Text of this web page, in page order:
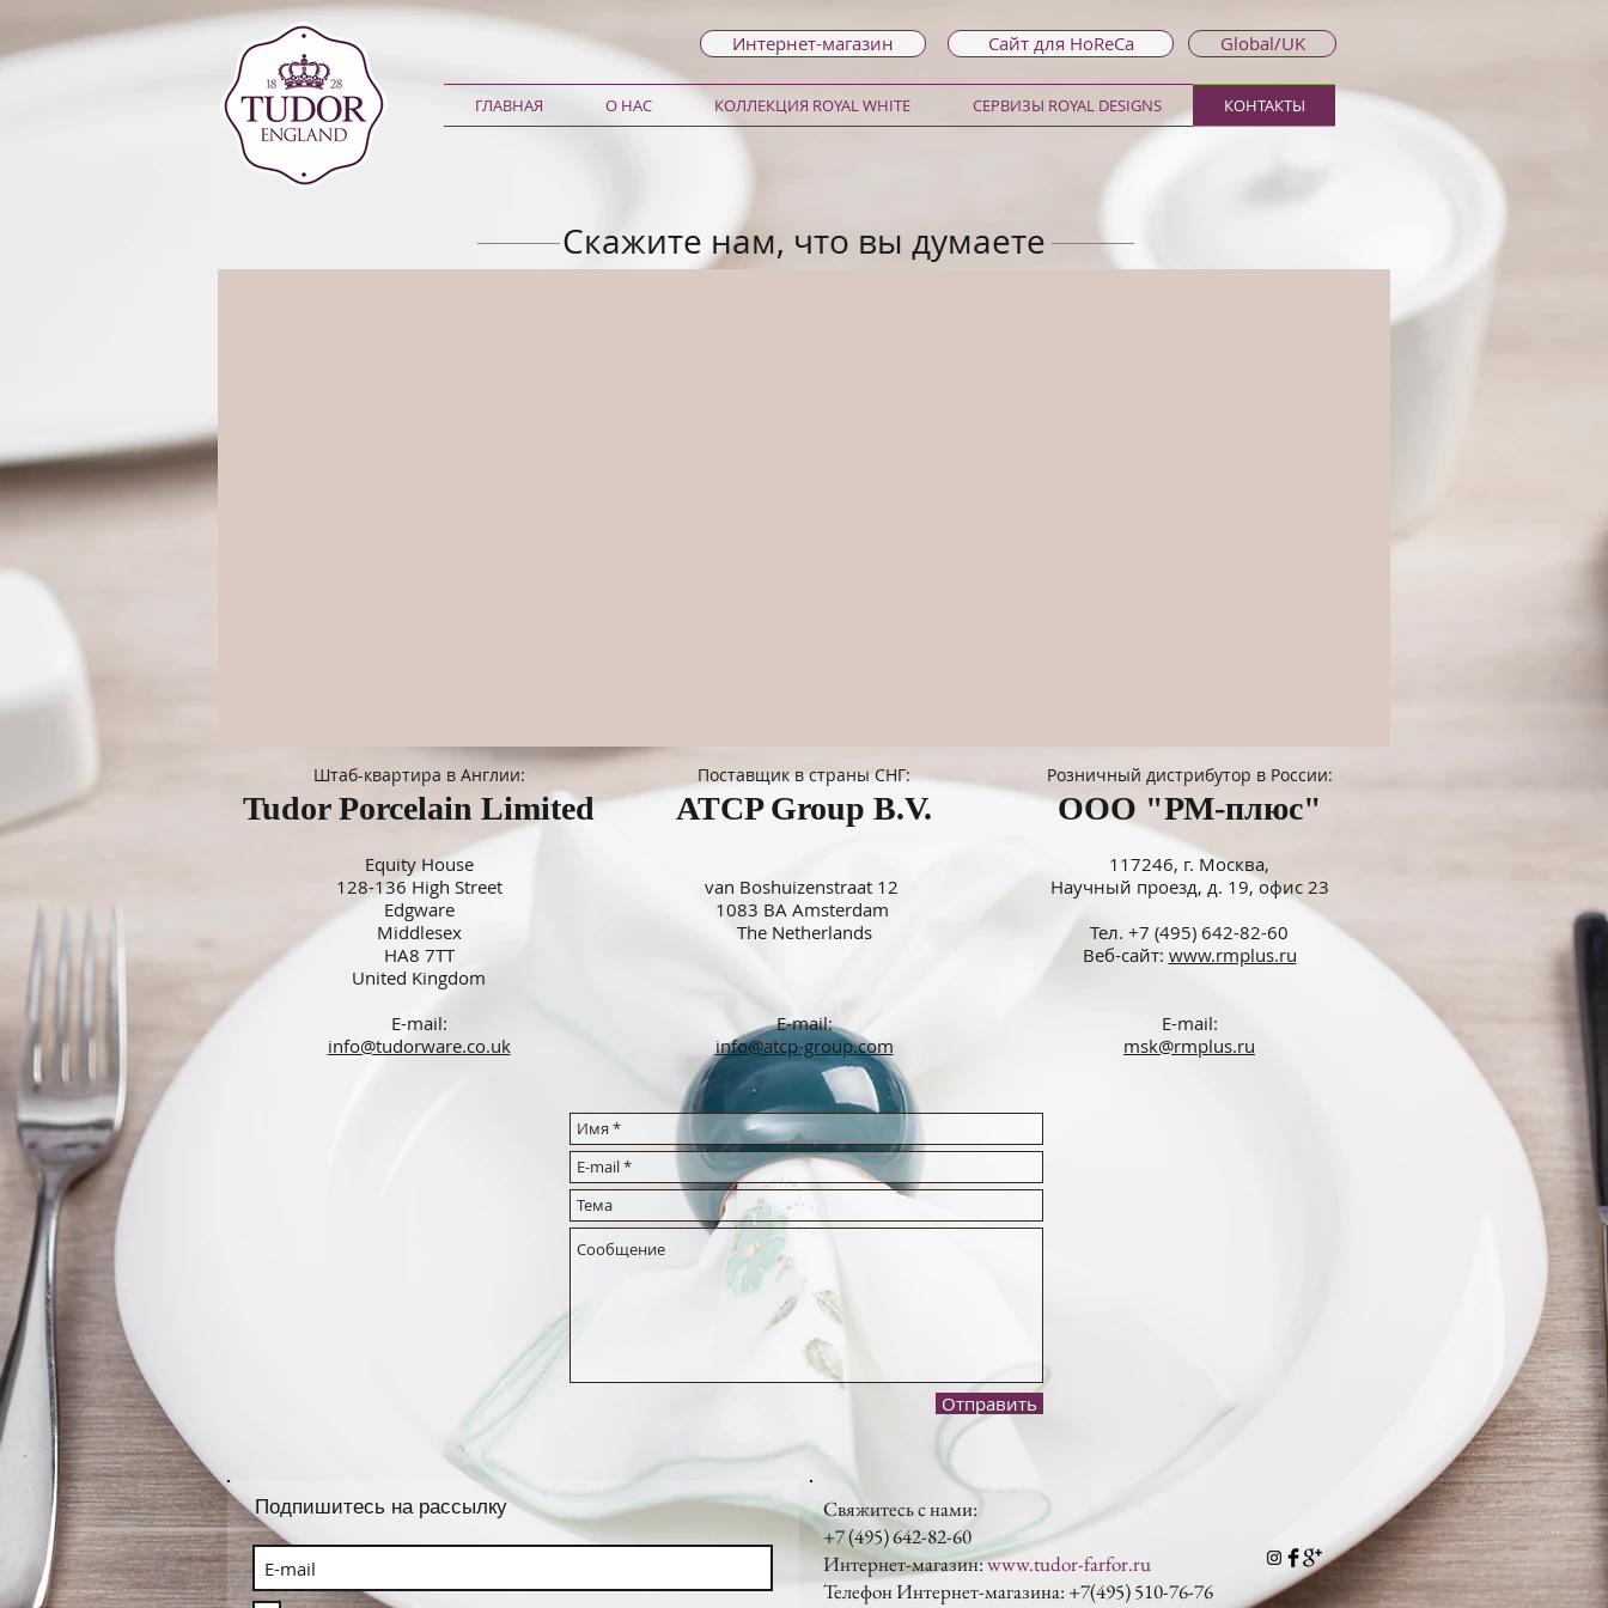
Интернет-магазин Сайт для HoReCa Global/UK
ГЛАВНАЯ О НАС КОЛЛЕКЦИЯ ROYAL WHITE СЕРВИЗЫ ROYAL DESIGNS КОНТАКТЫ
Скажите нам, что вы думаете
Штаб-квартира в Англии:
Tudor Porcelain Limited
Equity House
128-136 High Street
Edgware
Middlesex
HA8 7TT
United Kingdom
E-mail:
info@tudorware.co.uk
Поставщик в страны СНГ:
ATCP Group B.V.
van Boshuizenstraat 12
1083 BA Amsterdam
The Netherlands
E-mail:
info@atcp-group.com
Розничный дистрибутор в России:
OOO "РМ-плюс"
117246, г. Москва,
Научный проезд, д. 19, офис 23
Тел. +7 (495) 642-82-60
Веб-сайт: www.rmplus.ru
E-mail:
msk@rmplus.ru
Отправить
Подпишитесь на рассылку
Свяжитесь с нами:
+7 (495) 642-82-60
Интернет-магазин:www.tudor-farfor.ru
Телефон Интернет-магазина: +7(495) 510-76-76